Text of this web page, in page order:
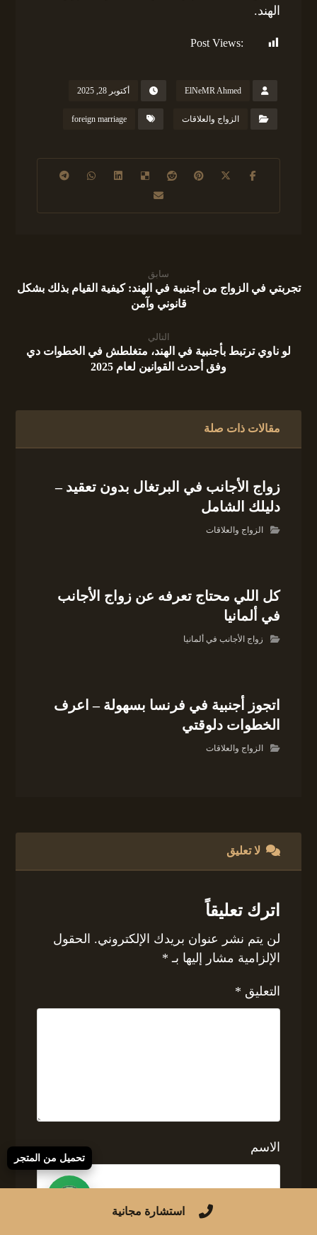
الهند.
Post Views:
ElNeMR Ahmed أكتوبر 28, 2025
الزواج والعلاقات foreign marriage
سابق
تجربتي في الزواج من أجنبية في الهند: كيفية القيام بذلك بشكل
قانوني وآمن
التالي
لو ناوي ترتبط بأجنبية في الهند، متغلطش في الخطوات دي
وفق أحدث القوانين لعام 2025
مقالات ذات صلة
زواج الأجانب في البرتغال بدون تعقيد –
دليلك الشامل
الزواج والعلاقات
كل اللي محتاج تعرفه عن زواج الأجانب
في ألمانيا
زواج الأجانب في ألمانيا
اتجوز أجنبية في فرنسا بسهولة – اعرف
الخطوات دلوقتي
الزواج والعلاقات
لا تعليق
اترك تعليقاً
لن يتم نشر عنوان بريدك الإلكتروني. الحقول
الإلزامية مشار إليها بـ *
التعليق *
الاسم
البريد الإلكتروني استشارة مجانية
تحميل من المتجر